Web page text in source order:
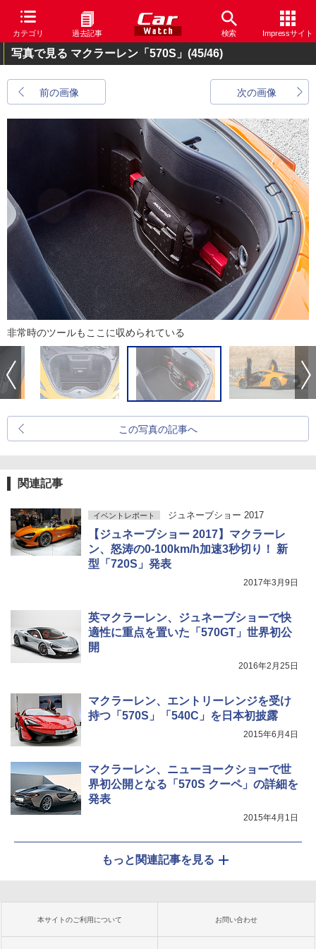
カテゴリ 過去記事 検索 Impressサイト
写真で見る マクラーレン「570S」 (45/46)
前の画像 次の画像
非常時のツールもここに収められている
この写真の記事へ
関連記事
イベントレポート ジュネーブショー 2017
【ジュネーブショー 2017】マクラーレ
ン、怒涛の0-100km/h加速3秒切り！ 新
型「720S」発表
2017年3月9日
英マクラーレン、ジュネーブショーで快
適性に重点を置いた「570GT」世界初公
開
2016年2月25日
マクラーレン、エントリーレンジを受け
持つ「570S」「540C」を日本初披露
2015年6月4日
マクラーレン、ニューヨークショーで世
界初公開となる「570S クーペ」の詳細を
発表
2015年4月1日
もっと関連記事を見る
本サイトのご利用について お問い合わせ